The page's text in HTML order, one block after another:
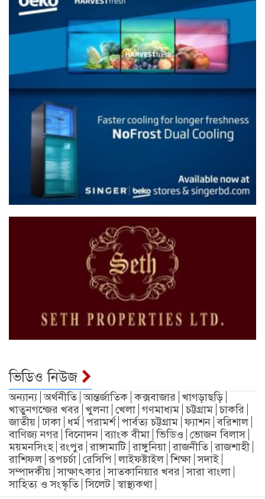
ভিডিও নিউজ
অন্যান্য অর্থনীতি আন্তর্জাতিক কক্সবাজার খাগড়াছড়ি
খাতুনগন্জের খবর খুলনা খেলা গণমাধ্যম চট্টগ্রাম চাকরি
জাতীয় ঢাকা ধর্ম পরামর্শ পার্বত্য চট্টগ্রাম ফ্যাশন বরিশাল
বাণিজ্য নগর বিনোদন ব্যাংক বীমা ভিডিও ভোজন বিলাস
ময়মনসিংহ রংপুর রাঙ্গামাটি রাঙ্গুনিয়া রাজনীতি রাজশাহী
রাশিফল রূপচর্চা রেসিপি লাইফষ্টাইল শিক্ষা সদাই
সম্পাদকীয় সাক্ষাৎকার সাতকানিয়ার খবর সারা বাংলা
সাহিত্য ও সংস্কৃতি সিলেট স্বাস্থ্যকথা